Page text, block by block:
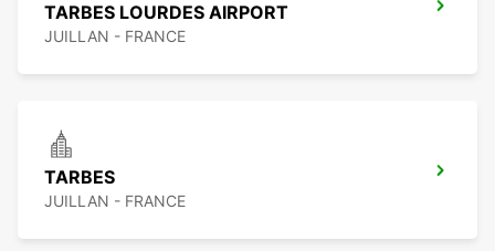
TARBES LOURDES AIRPORT
JUILLAN - FRANCE
TARBES
JUILLAN - FRANCE